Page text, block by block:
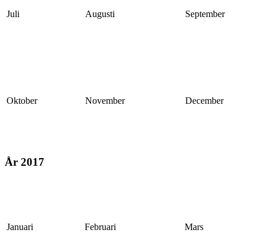
Juli Augusti September
Oktober November December
År 2017
Januari Februari Mars